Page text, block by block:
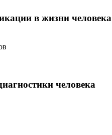
в жизни человека
человека